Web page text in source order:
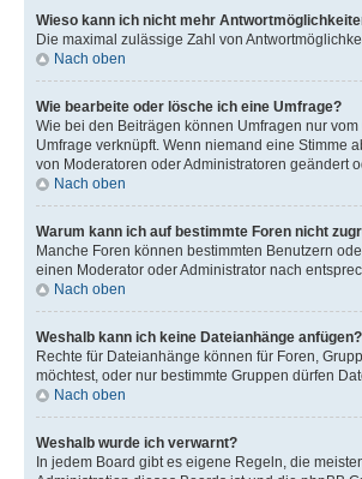
Wieso kann ich nicht mehr
Die maximal zulässige Zahl von
Nach oben
Wie bearbeite oder lösche ich eine Umfrage?
Wie bei den Beiträgen können Umfragen nur
Umfrage verknüpft. Wenn niemand eine Stimme
von Moderatoren oder Administratoren geändert
Nach oben
Warum kann ich auf bestimmte Foren nicht
Manche Foren können bestimmten Benutzern
einen Moderator oder Administrator nach
Nach oben
Weshalb kann ich keine Dateianhänge anfügen?
Rechte für Dateianhänge können für Foren,
möchtest, oder nur bestimmte Gruppen dürfen
Nach oben
Weshalb wurde ich verwarnt?
In jedem Board gibt es eigene Regeln, die